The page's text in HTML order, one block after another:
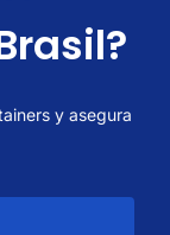
y asegura